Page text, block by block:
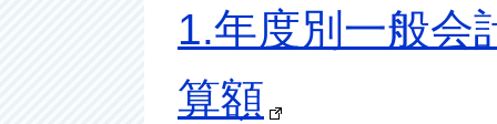
1.年度別一般会
算額